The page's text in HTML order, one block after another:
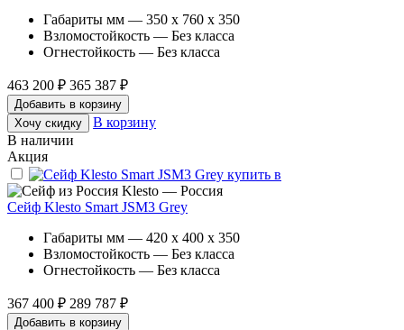
Габариты мм — 350 x 760 x 350
Взломостойкость — Без класса
Огнестойкость — Без класса
463 200 ₽ 365 387 ₽
Добавить в корзину
Хочу скидку
В корзину
В наличии
Акция
Klesto — Россия
Сейф Klesto Smart JSM3 Grey
Габариты мм — 420 x 400 x 350
Взломостойкость — Без класса
Огнестойкость — Без класса
367 400 ₽ 289 787 ₽
Добавить в корзину